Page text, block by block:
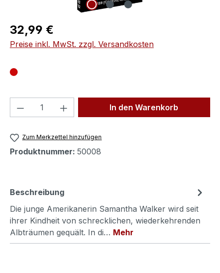
Regulärer Preis:
32,99 €
Preise inkl. MwSt. zzgl. Versandkosten
Produkt Anzahl: Gib denIn den Warenkorb
Zum Merkzettel hinzufügen
Produktnummer: 50008
Beschreibung
Die junge Amerikanerin Samantha Walker wird seit
ihrer Kindheit von schrecklichen, wiederkehrenden
Albträumen gequält. In di… Mehr